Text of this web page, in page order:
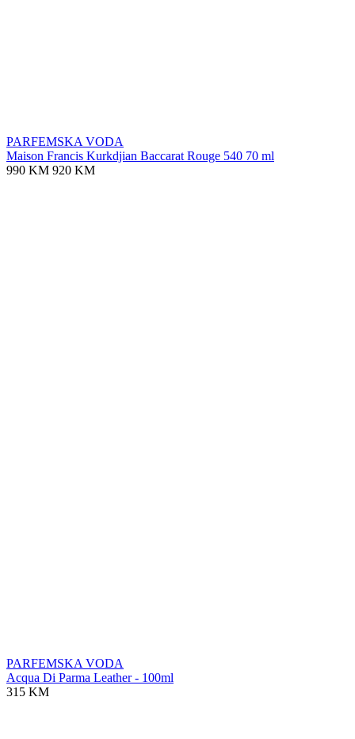
PARFEMSKA VODA
Maison Francis Kurkdjian Baccarat Rouge 540 70 ml
990 KM 920 KM
PARFEMSKA VODA
Acqua Di Parma Leather - 100ml
315 KM